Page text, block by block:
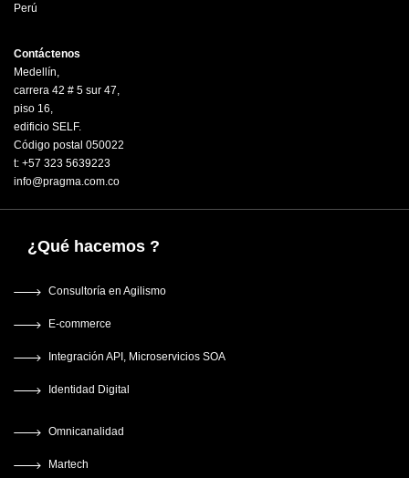
Perú
Contáctenos
Medellín,
carrera 42 # 5 sur 47,
piso 16,
edificio SELF.
Código postal 050022
t: +57 323 5639223
info@pragma.com.co
¿Qué hacemos ?
Consultoría en Agilismo
E-commerce
Integración API, Microservicios SOA
Identidad Digital
Omnicanalidad
Martech